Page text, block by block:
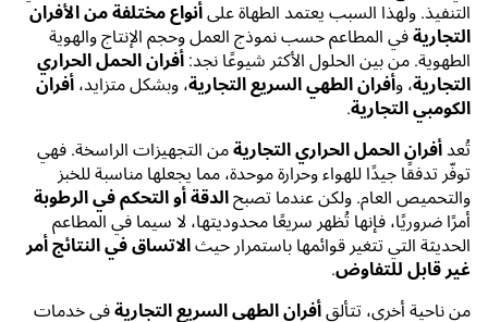
التنفيذ. ولهذا السبب يعتمد الطهاة على أنواع مختلفة من الأفران
التجارية في المطاعم حسب نموذج العمل وحجم الإنتاج والهوية
الطهوية. من بين الحلول الأكثر شيوعًا نجد: أفران الحمل الحراري
التجارية، وأفران الطهي السريع التجارية، وبشكل متزايد، أفران
الكومبي التجارية.
تُعد أفران الحمل الحراري التجارية من التجهيزات الراسخة. فهي
توفّر تدفقًا جيدًا للهواء وحرارة موحدة، مما يجعلها مناسبة للخبز
والتحميص العام. ولكن عندما تصبح الدقة أو التحكم في الرطوبة
أمرًا ضروريًا، فإنها تُظهر سريعًا محدوديتها، لا سيما في المطاعم
الحديثة التي تتغير قوائمها باستمرار حيث الاتساق في النتائج أمر
غير قابل للتفاوض.
من ناحية أخرى، تتألق أفران الطهي السريع التجارية في خدمات